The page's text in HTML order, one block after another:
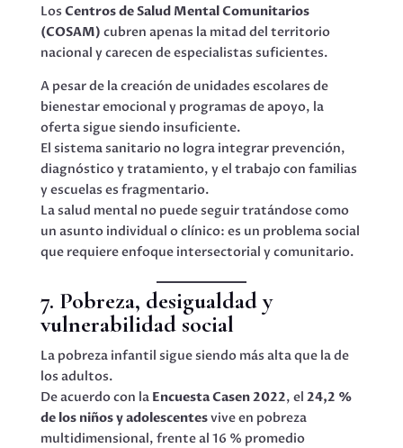
Los Centros de Salud Mental Comunitarios
(COSAM) cubren apenas la mitad del territorio
nacional y carecen de especialistas suficientes.
A pesar de la creación de unidades escolares de
bienestar emocional y programas de apoyo, la
oferta sigue siendo insuficiente.
El sistema sanitario no logra integrar prevención,
diagnóstico y tratamiento, y el trabajo con familias
y escuelas es fragmentario.
La salud mental no puede seguir tratándose como
un asunto individual o clínico: es un problema social
que requiere enfoque intersectorial y comunitario.
7. Pobreza, desigualdad y
vulnerabilidad social
La pobreza infantil sigue siendo más alta que la de
los adultos.
De acuerdo con la Encuesta Casen 2022, el 24,2 %
de los niños y adolescentesvive en pobreza
multidimensional, frente al 16 % promedio